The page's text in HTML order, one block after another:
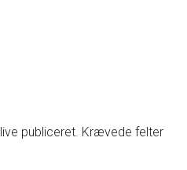
publiceret. Krævede felter